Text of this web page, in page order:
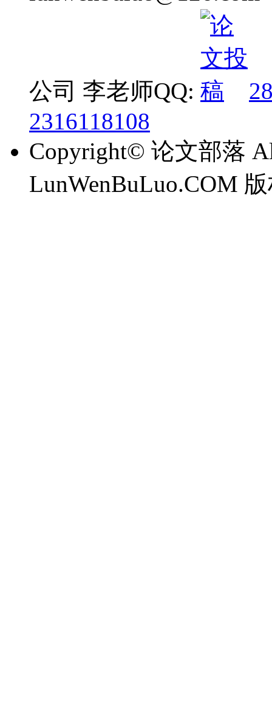
公司 李老师QQ:
2316118108
Copyright© 论文部落
LunWenBuLuo.COM